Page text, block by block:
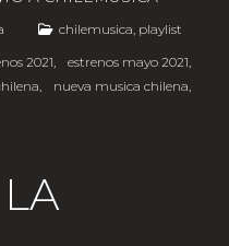
chilemusica, playlist
2021,estrenos mayo 2021,
, nueva musica chilena,